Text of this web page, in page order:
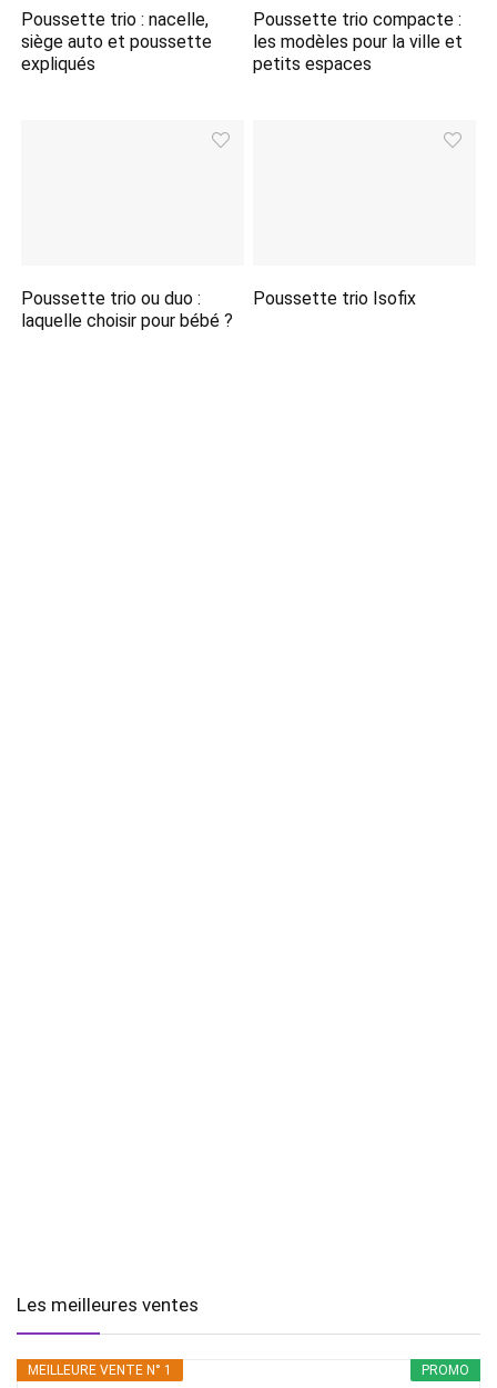
Poussette trio : nacelle,
siège auto et poussette
expliqués
Poussette trio compacte :
les modèles pour la ville et
petits espaces
Poussette trio ou duo :
laquelle choisir pour bébé ?
Poussette trio Isofix
Les meilleures ventes
PROMO
MEILLEURE VENTE N° 1